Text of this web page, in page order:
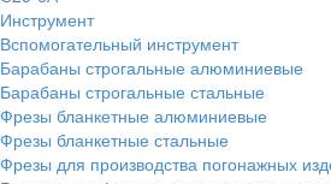
Инструмент
Вспомогательный инструмент
Барабаны строгальные алюминиевые
Барабаны строгальные стальные
Фрезы бланкетные алюминиевые
Фрезы бланкетные стальные
Фрезы для производства погонажных